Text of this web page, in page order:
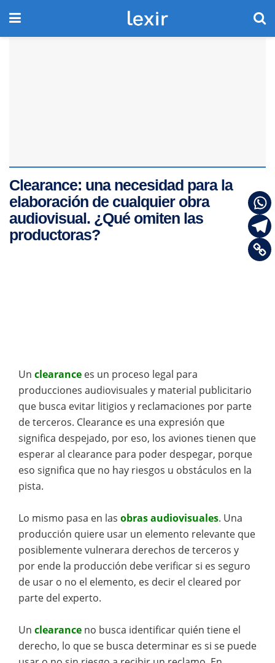
Clearance: una necesidad para la
elaboración de cualquier obra
audiovisual. ¿Qué omiten las
productoras?
Un clearance es un proceso legal para
producciones audiovisuales y material publicitario
que busca evitar litigios y reclamaciones por parte
de terceros. Clearance es una expresión que
significa despejado, por eso, los aviones tienen que
esperar al clearance para poder despegar, porque
eso significa que no hay riesgos u obstáculos en la
pista.
Lo mismo pasa en las obras audiovisuales. Una
producción quiere usar un elemento relevante que
posiblemente vulnerara derechos de terceros y
por ende la producción debe verificar si es seguro
de usar o no el elemento, es decir el cleared por
parte del experto.
Un clearance no busca identificar quién tiene el
derecho, lo que se busca determinar es si se puede